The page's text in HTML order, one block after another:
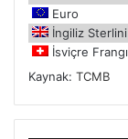
Euro
İngiliz Sterlini
İsviçre Frangı
Kaynak: TCMB